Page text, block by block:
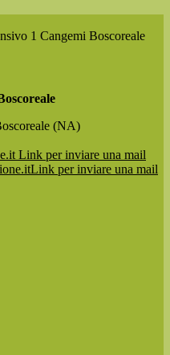
1 Cangemi Boscoreale
(NA)
Link per inviare una mail
Link per inviare una mail